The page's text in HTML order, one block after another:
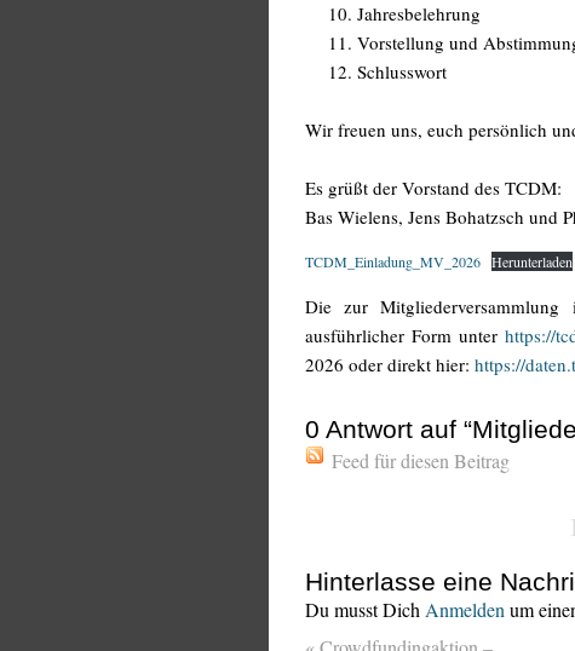
10. Jahresbelehrung
11. Vorstellung und
12. Schlusswort
Wir freuen uns, euch persönlich
Es grüßt der Vorstand des TCDM:
Bas Wielens, Jens Bohatzsch und
TCDM_Einladung_MV_2026 Herunterladen
Die zur
ausführlicher Form unterhttps://
2026 oder direkt hier: https://
0 Antwort auf
Feed für diesen Beitrag
Hinterlasse eine
Du musst Dich Anmelden um